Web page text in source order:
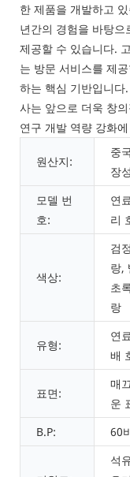
한 제품을 개발하고
년간의 경험을 바탕
제공할 수 있습니다.
는 방문 서비스를 제
하는 핵심 기반입니다
사는 앞으로 더욱 창
연구 개발 역량 강화
원산지:
중
장성
모델 번
호:
연
리
색상:
검
랑,
초
랑
유형:
연
배
표면:
매
운
B.P: 60
석